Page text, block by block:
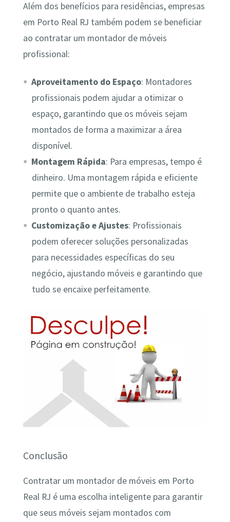
Além dos benefícios para residências, empresas
em Porto Real RJ também podem se beneficiar
ao contratar um montador de móveis
profissional:
Aproveitamento do Espaço: Montadores
profissionais podem ajudar a otimizar o
espaço, garantindo que os móveis sejam
montados de forma a maximizar a área
disponível.
Montagem Rápida: Para empresas, tempo é
dinheiro. Uma montagem rápida e eficiente
permite que o ambiente de trabalho esteja
pronto o quanto antes.
Customização e Ajustes: Profissionais
podem oferecer soluções personalizadas
para necessidades específicas do seu
negócio, ajustando móveis e garantindo que
tudo se encaixe perfeitamente.
Conclusão
Contratar um montador de móveis em Porto
Real RJ é uma escolha inteligente para garantir
que seus móveis sejam montados com